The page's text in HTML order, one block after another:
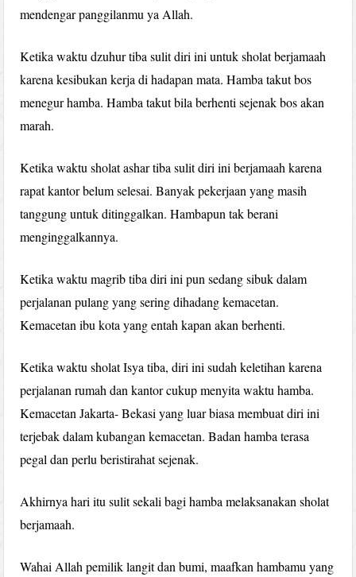
mendengar panggilanmu ya Allah.
Ketika waktu dzuhur tiba sulit diri ini untuk sholat berjamaah
karena kesibukan kerja di hadapan mata. Hamba takut bos
menegur hamba. Hamba takut bila berhenti sejenak bos akan
marah.
Ketika waktu sholat ashar tiba sulit diri ini berjamaah karena
rapat kantor belum selesai. Banyak pekerjaan yang masih
tanggung untuk ditinggalkan. Hambapun tak berani
menginggalkannya.
Ketika waktu magrib tiba diri ini pun sedang sibuk dalam
perjalanan pulang yang sering dihadang kemacetan.
Kemacetan ibu kota yang entah kapan akan berhenti.
Ketika waktu sholat Isya tiba, diri ini sudah keletihan karena
perjalanan rumah dan kantor cukup menyita waktu hamba.
Kemacetan Jakarta- Bekasi yang luar biasa membuat diri ini
terjebak dalam kubangan kemacetan. Badan hamba terasa
pegal dan perlu beristirahat sejenak.
Akhirnya hari itu sulit sekali bagi hamba melaksanakan sholat
berjamaah.
Wahai Allah pemilik langit dan bumi, maafkan hambamu yang